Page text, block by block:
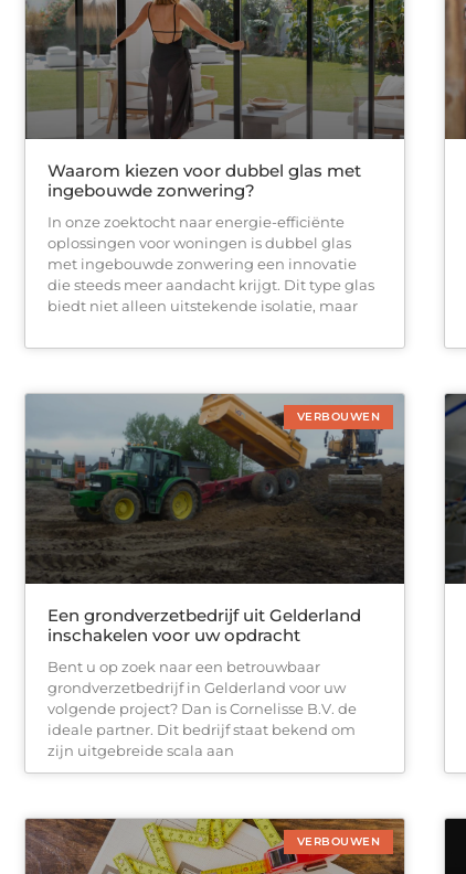
Waarom kiezen voor dubbel glas met
ingebouwde zonwering?
In onze zoektocht naar energie-efficiënte
oplossingen voor woningen is dubbel glas
met ingebouwde zonwering een innovatie
die steeds meer aandacht krijgt. Dit type glas
biedt niet alleen uitstekende isolatie, maar
VERBOUWEN
Een grondverzetbedrijf uit Gelderland
inschakelen voor uw opdracht
Bent u op zoek naar een betrouwbaar
grondverzetbedrijf in Gelderland voor uw
volgende project? Dan is Cornelisse B.V. de
ideale partner. Dit bedrijf staat bekend om
zijn uitgebreide scala aan
VERBOUWEN